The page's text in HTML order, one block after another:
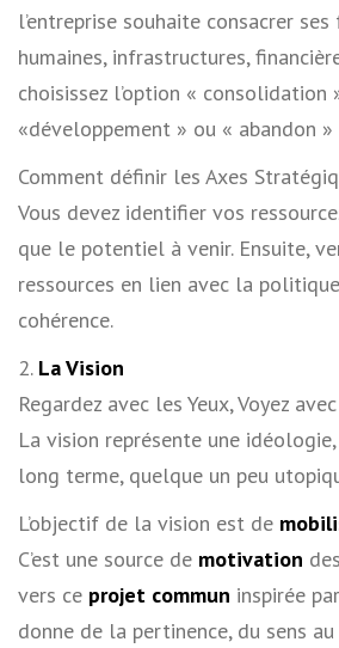
l’entreprise souhaite consacrer
humaines, infrastructures,
choisissez l’option « consolidation
«développement » ou « abandon »
Comment définir les Axes
Vous devez identifier vos
que le potentiel à venir. Ensuite,
ressources en lien avec la
cohérence.
2. La Vision
Regardez avec les Yeux, Voyez
La vision représente une
long terme, quelque un peu
L’objectif de la vision est de
C’est une source de motivation
vers ce projet commun inspirée
donne de la pertinence, du sens